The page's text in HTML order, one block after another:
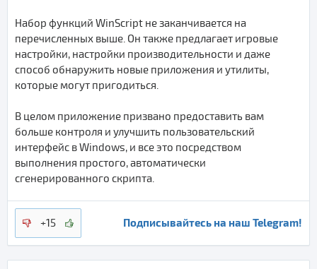
Набор функций WinScript не заканчивается на
перечисленных выше. Он также предлагает игровые
настройки, настройки производительности и даже
способ обнаружить новые приложения и утилиты,
которые могут пригодиться.
В целом приложение призвано предоставить вам
больше контроля и улучшить пользовательский
интерфейс в Windows, и все это посредством
выполнения простого, автоматически
сгенерированного скрипта.
+15 Подписывайтесь на наш Telegram!